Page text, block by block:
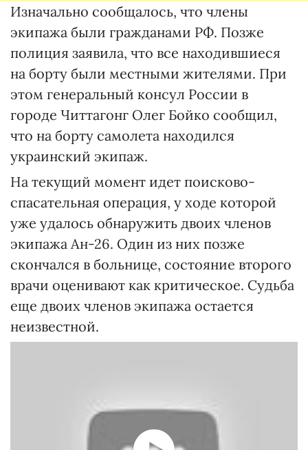
Изначально сообщалось, что члены
экипажа были гражданами РФ. Позже
полиция заявила, что все находившиеся
на борту были местными жителями. При
этом генеральный консул России в
городе Читтагонг Олег Бойко сообщил,
что на борту самолета находился
украинский экипаж.
На текущий момент идет поисково-
спасательная операция, у ходе которой
уже удалось обнаружить двоих членов
экипажа Ан-26. Один из них позже
скончался в больнице, состояние второго
врачи оценивают как критическое. Судьба
еще двоих членов экипажа остается
неизвестной.